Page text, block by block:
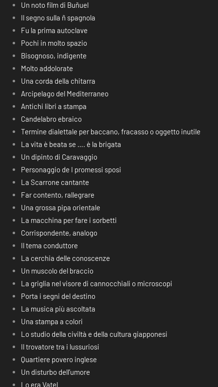
Un noto film di Buñuel
Il segno sulla ñ spagnola
Fu la prima autoclave
Pochi in molto spazio
Bisognoso, indigente
Molto addolorate
Una corda della chitarra
Arcipelago del Mediterraneo
Antichi libri a stampa
Candelabro ebraico
Termine dialettale per baccano, fracasso o oggetto inutile
La vita è beata se …. è la brigata
Un dipinto di Caravaggio
Personaggio de I promessi sposi
La Scarrone cantante
Far contento, rallegrare
Una grossa pipa orientale
La macchina per fare i sorbetti
Corrispondente, analogo
Il tema conduttore
La cerchia delle conoscenze
Un muscolo del braccio
La griglia nel visore di cannocchiali o microscopi
Porta i segni del destino
La musica più ascoltata
Una stampa a colori
Lo studio della civiltà e della cultura giapponesi
Il trovatore tra i lussuriosi
Quartiere povero inglese
Un disturbo dell’umore
Lo era Vatel